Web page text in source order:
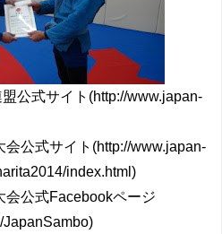
公式サイト(http://www.japan-
公式サイト(http://www.japan-
index.html)
会公式Facebookページ
JapanSambo)